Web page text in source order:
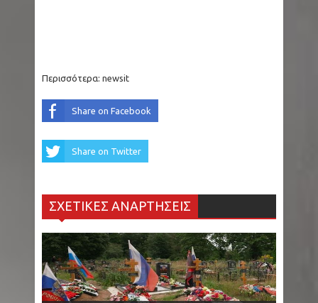
Περισσότερα: newsit
Share on Facebook
Share on Twitter
ΣΧΕΤΙΚΕΣ ΑΝΑΡΤΗΣΕΙΣ